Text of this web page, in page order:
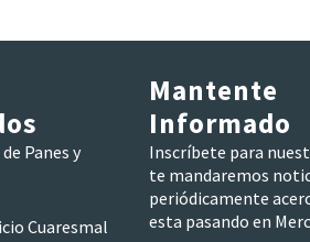
Panes y
Cuaresmal
Mantente
Informado
Inscríbete para
te mandaremos
periódicamente
esta pasando en